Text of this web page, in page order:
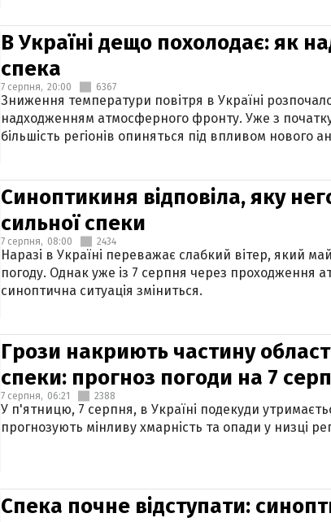
В Україні дещо похолодає: як
спека
7 серпня, 20:00 6367
Зниження температури повітря в Україні
надходженням атмосферного фронту. Уже з
більшість регіонів опиняться під впливом нового
Синоптикиня відповіла, яку
сильної спеки
7 серпня, 08:00 2434
Наразі в Україні переважає слабкий вітер, який
погоду. Однак уже із 7 серпня через проходження
синоптична ситуація зміниться.
Грози накриють частину
спеки: прогноз погоди на 7
7 серпня, 06:21 2388
У п'ятницю, 7 серпня, в Україні подекуди
прогнозують мінливу хмарність та опади у низці
Спека почне відступати: